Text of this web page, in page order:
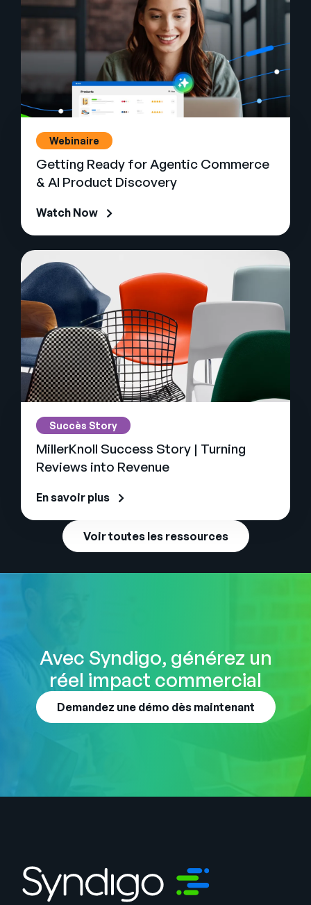
Webinaire
Getting Ready for Agentic Commerce
& AI Product Discovery
Watch Now
Succès Story
MillerKnoll Success Story | Turning
Reviews into Revenue
En savoir plus
Voir toutes les ressources
Avec Syndigo, générez un
réel impact commercial
Demandez une démo dès maintenant